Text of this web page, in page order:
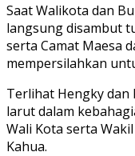
Saat Walikota dan
langsung disambut
serta Camat Maesa
mempersilahkan
Terlihat Hengky dan
larut dalam
Wali Kota serta
Kahua.